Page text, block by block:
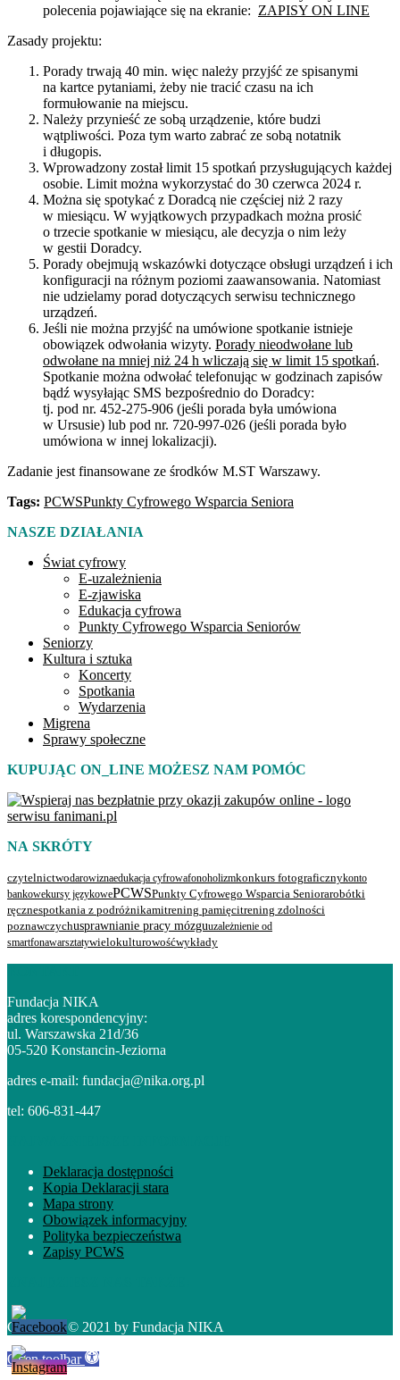
polecenia pojawiające się na ekranie: ZAPISY ON LINE
Zasady projektu:
Porady trwają 40 min. więc należy przyjść ze spisanymi
na kartce pytaniami, żeby nie tracić czasu na ich
formułowanie na miejscu.
Należy przynieść ze sobą urządzenie, które budzi
wątpliwości. Poza tym warto zabrać ze sobą notatnik
i długopis.
Wprowadzony został limit 15 spotkań przysługujących każdej
osobie. Limit można wykorzystać do 30 czerwca 2024 r.
Można się spotykać z Doradcą nie częściej niż 2 razy
w miesiącu. W wyjątkowych przypadkach można prosić
o trzecie spotkanie w miesiącu, ale decyzja o nim leży
w gestii Doradcy.
Porady obejmują wskazówki dotyczące obsługi urządzeń i ich
konfiguracji na różnym poziomi zaawansowania. Natomiast
nie udzielamy porad dotyczących serwisu technicznego
urządzeń.
Jeśli nie można przyjść na umówione spotkanie istnieje
obowiązek odwołania wizyty. Porady nieodwołane lub
odwołane na mniej niż 24 h wliczają się w limit 15 spotkań.
Spotkanie można odwołać telefonując w godzinach zapisów
bądź wysyłając SMS bezpośrednio do Doradcy:
tj. pod nr. 452-275-906 (jeśli porada była umówiona
w Ursusie) lub pod nr. 720-997-026 (jeśli porada było
umówiona w innej lokalizacji).
Zadanie jest finansowane ze środków M.ST Warszawy.
Tags: PCWSPunkty Cyfrowego Wsparcia Seniora
NASZE DZIAŁANIA
Świat cyfrowy
E-uzależnienia
E-zjawiska
Edukacja cyfrowa
Punkty Cyfrowego Wsparcia Seniorów
Seniorzy
Kultura i sztuka
Koncerty
Spotkania
Wydarzenia
Migrena
Sprawy społeczne
KUPUJĄC ON_LINE MOŻESZ NAM POMÓC
NA SKRÓTY
czytelnictwodarowiznaedukacja cyfrowafonoholizmkonkurs fotograficznykonto
bankowekursy językowePCWSPunkty Cyfrowego Wsparcia Seniorarobótki
ręcznespotkania z podróżnikamitrening pamięcitrening zdolności
poznawczychusprawnianie pracy mózguuzależnienie od
smartfonawarsztatywielokulturowośćwykłady
Fundacja NIKA
adres korespondencyjny:
ul. Warszawska 21d/36
05-520 Konstancin-Jeziorna
adres e-mail: fundacja@nika.org.pl
tel: 606-831-447
Deklaracja dostępności
Kopia Deklaracji stara
Mapa strony
Obowiązek informacyjny
Polityka bezpieczeństwa
Zapisy PCWS
Copyright © 2021 by Fundacja NIKA
Open toolbar